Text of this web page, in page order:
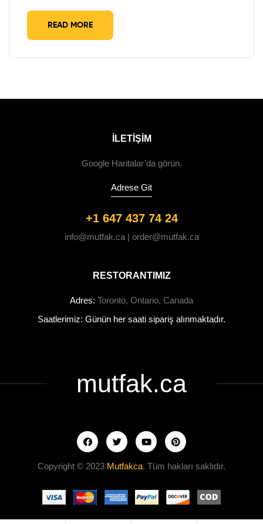
READ MORE
ILETIŞIM
Google Haritalar’da görün.
Adrese Git
+1 647 437 74 24
info@mutfak.ca | order@mutfak.ca
RESTORANTIMIZ
Adres: Toronto, Ontario, Canada
Saatlerimiz: Günün her saati sipariş alınmaktadır.
mutfak.ca
Copyright © 2023 Mutfakca. Tüm hakları saklıdır.